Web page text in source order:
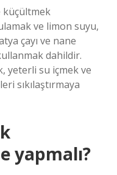
küçültmek
ve limon suyu,
çayı ve nane
dahildir.
yeterli su içmek ve
sıkılaştırmaya
yapmalı?